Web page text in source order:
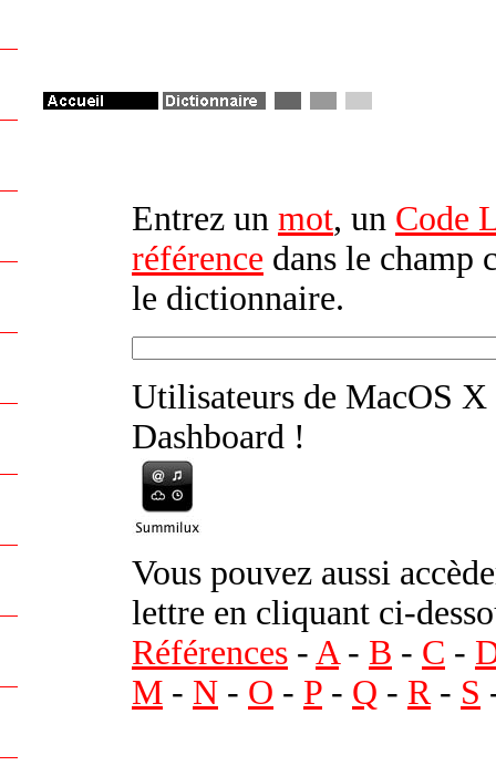
Entrez un mot, un Code
référence dans le champ
le dictionnaire.
Utilisateurs de MacOS X
Dashboard !
Vous pouvez aussi
lettre en cliquant ci-
Références - A- B - C -
M - N - O - P - Q - R- S